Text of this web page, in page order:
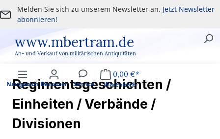
Zum Hauptinhalt springen
Melden Sie sich zu unserem Newsletter an. Jetzt Newsletter
abonnieren!
www.mbertram.de
An- und Verkauf von militärischen Antiquitäten
Navigation Benutzer Service
0,00 €*
Warenkorb
Regimentsgeschichten /
Einheiten / Verbände /
Divisionen